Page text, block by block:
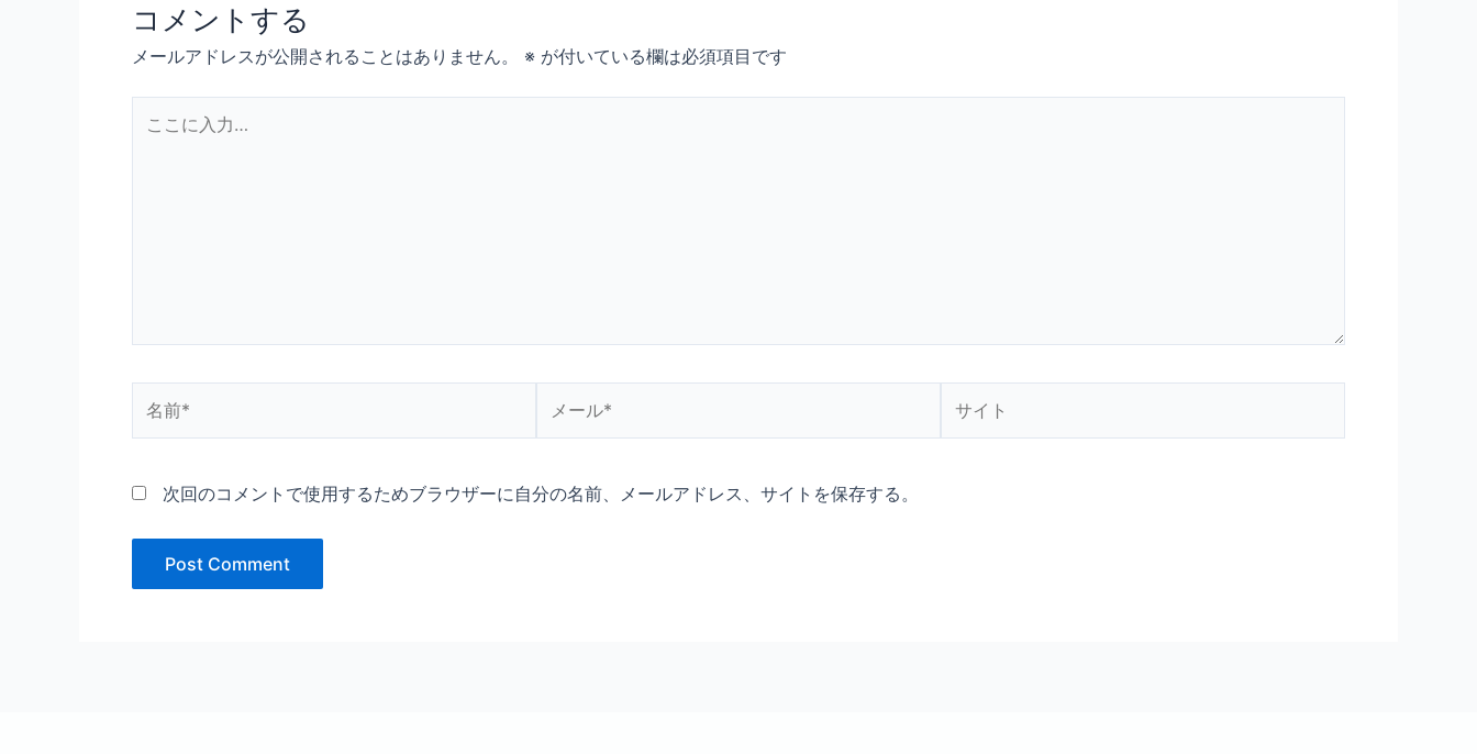
コメントする
メールアドレスが公開されることはありません。 ※ が付いている欄は必須項目です
前
次回のコメントで使用するためブラウザーに自分の名前、メールアドレス、サイトを保存する。